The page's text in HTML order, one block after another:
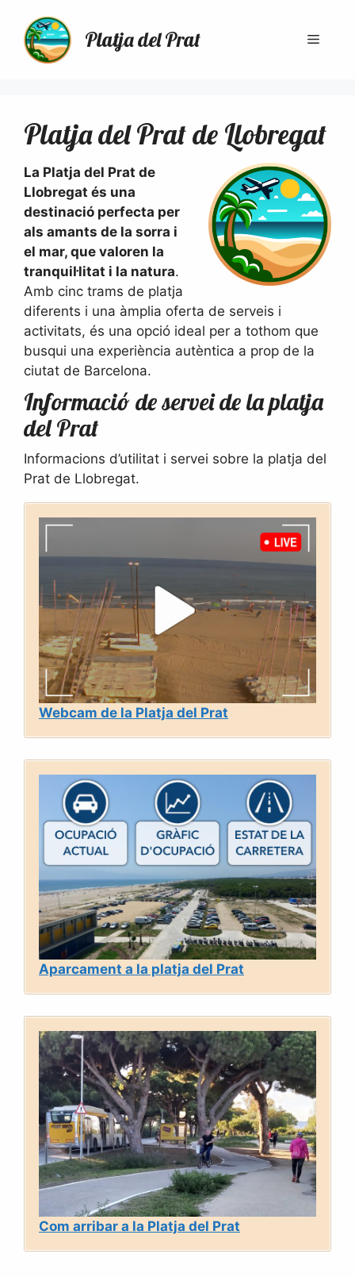
contingut
Platja del Prat Menú
Platja del Prat de Llobregat
La Platja del Prat de
Llobregat és una
destinació perfecta per
als amants de la sorra i
el mar, que valoren la
tranquil·litat i la natura.
Amb cinc trams de platja
diferents i una àmplia oferta de serveis i
activitats, és una opció ideal per a tothom que
busqui una experiència autèntica a prop de la
ciutat de Barcelona.
Informació de servei de la platja
del Prat
Informacions d’utilitat i servei sobre la platja del
Prat de Llobregat.
Webcam de la Platja del Prat
Aparcament a la platja del Prat
Com arribar a la Platja del Prat